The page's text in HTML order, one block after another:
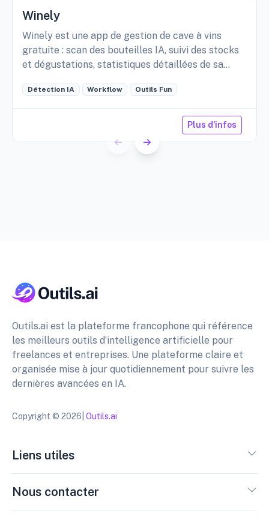
Winely
Winely est une app de gestion de cave à vins
gratuite : scan des bouteilles IA, suivi des stocks
et dégustations, statistiques détaillées de sa
Détection IA Workflow Outils Fun
Plus d'infos
Outils.ai est la plateforme francophone qui référence
les meilleurs outils d’intelligence artificielle pour
freelances et entreprises. Une plateforme claire et
organisée mise à jour quotidiennement pour suivre les
dernières avancées en IA.
Copyright © 2026| Outils.ai
Liens utiles
Nous contacter